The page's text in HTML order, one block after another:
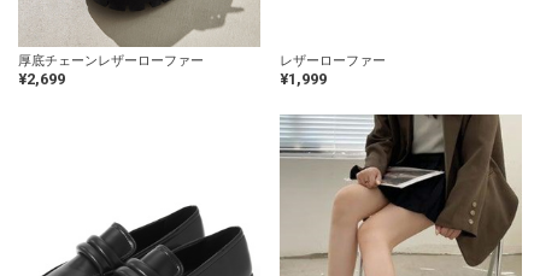
厚底チェーンレザーローファー
¥2,699
レザーローファー
¥1,999